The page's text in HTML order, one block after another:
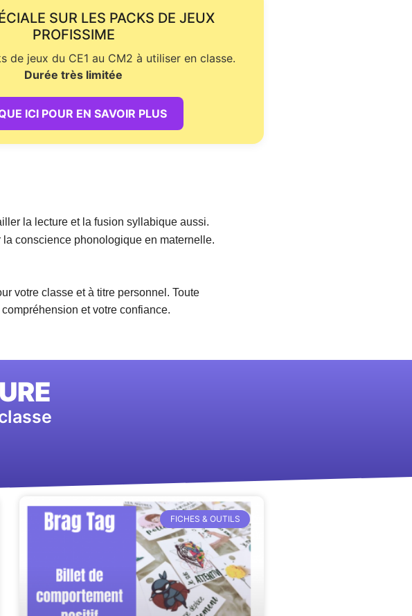
SUR LES PACKS DE JEUX
PROFISSIME
de jeux du CE1 au CM2 à utiliser en classe.
Durée très limitée
ICI POUR EN SAVOIR PLUS
la lecture et la fusion syllabique aussi.
la conscience phonologique en maternelle.
votre classe et à titre personnel. Toute
et votre confiance.
FICHES & OUTILS